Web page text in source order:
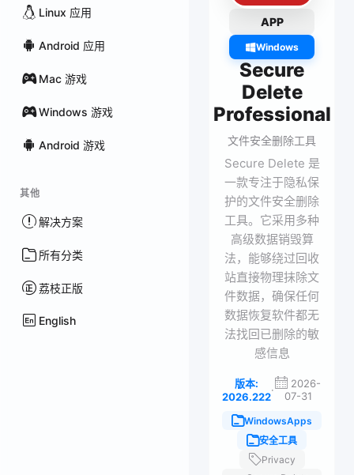
Linux 应用
Android 应用
Mac 游戏
Windows 游戏
Android 游戏
其他
解决方案
所有分类
荔枝正版
English
APP
Windows
Secure
Delete
Professional
文件安全删除工具
Secure Delete 是
一款专注于隐私保
护的文件安全删除
工具。它采用多种
高级数据销毁算
法，能够绕过回收
站直接物理抹除文
件数据，确保任何
数据恢复软件都无
法找回已删除的敏
感信息
版本:
2026.222
·
2026-
07-31
WindowsApps
安全工具
Privacy